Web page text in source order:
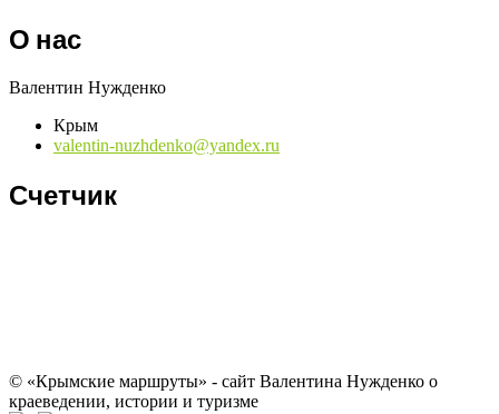
О нас
Валентин Нужденко
Крым
valentin-nuzhdenko@yandex.ru
Счетчик
© «Крымские маршруты» - сайт Валентина Нужденко о
краеведении, истории и туризме